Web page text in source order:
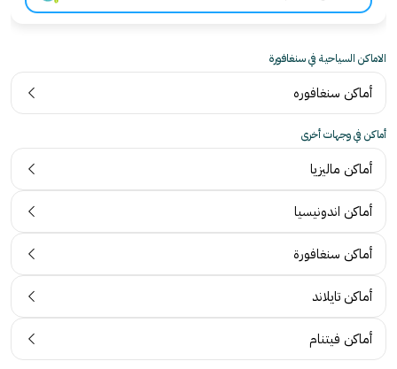
الاماكن السياحية في سنغافورة
أماكن سنغافوره
أماكن في وجهات أخرى
أماكن ماليزيا
أماكن اندونيسيا
أماكن سنغافورة
أماكن تايلاند
أماكن فيتنام